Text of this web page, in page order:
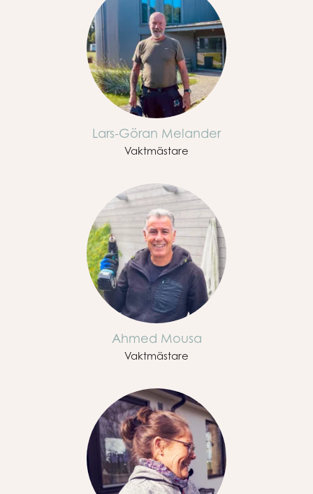
Lars-Göran Melander
Vaktmästare
Ahmed Mousa
Vaktmästare